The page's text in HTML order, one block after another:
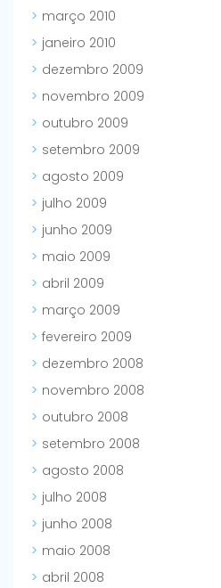
março 2010
janeiro 2010
dezembro 2009
novembro 2009
outubro 2009
setembro 2009
agosto 2009
julho 2009
junho 2009
maio 2009
abril 2009
março 2009
fevereiro 2009
dezembro 2008
novembro 2008
outubro 2008
setembro 2008
agosto 2008
julho 2008
junho 2008
maio 2008
abril 2008